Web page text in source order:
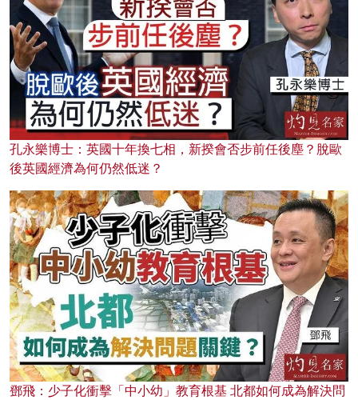
孔永樂博士：英國十年換七相，新揆會否步前任後塵？脫歐
後英國經濟為何仍然低迷？
鄧飛：少子化衝擊「中小幼」教育根基 北都如何成為解決問